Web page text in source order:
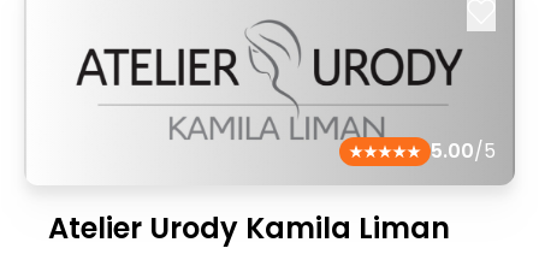
5.00/5
Atelier Urody Kamila Liman